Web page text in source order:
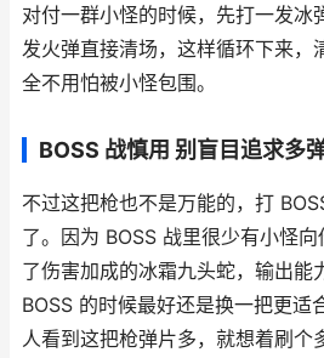
对付一群小怪的时候，先打一发冰
发火弹直接清场，这样循环下来，
全不用怕被小怪包围。
BOSS 战慎用 别盲目追求多
不过这把枪也不是万能的，打
了。因为 BOSS 战里很少有小怪
了伤害加成的冰霜九头蛇，输出能
BOSS 的时候最好还是换一把更适
人看到这把枪弹片多，就想着刷个